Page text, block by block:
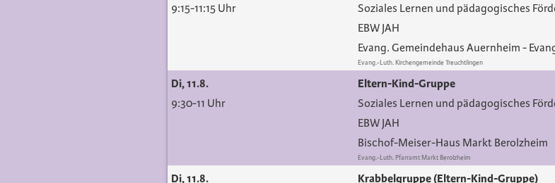
9:15-11:15 Uhr
Soziales Lernen und pädagogisches
EBW JAH
Evang. Gemeindehaus Auernheim
Evang.-Luth. Kirchengemeinde Treuchtlingen
Di, 11.8.
9:30-11 Uhr
Eltern-Kind-Gruppe
Soziales Lernen und pädagogisches
EBW JAH
Bischof-Meiser-Haus Markt Berolzheim
Evang.-Luth. Pfarramt Markt Berolzheim
Di, 11.8.
Krabbelgruppe (Eltern-Kind-Gruppe)